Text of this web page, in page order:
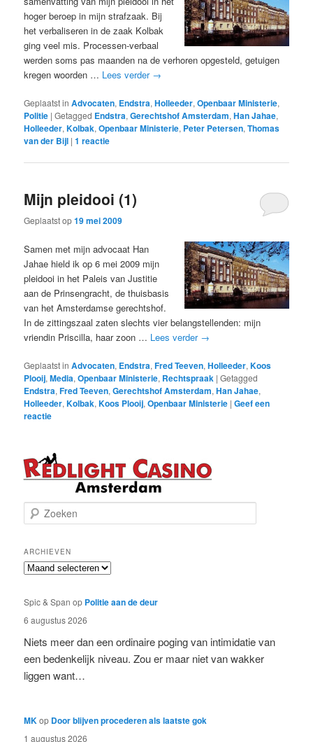
hoger beroep in mijn strafzaak. Bij
het verbaliseren in de zaak Kolbak
ging veel mis. Processen-verbaal
werden soms pas maanden na de verhoren opgesteld, getuigen
kregen woorden … Lees verder →
Geplaatst in Advocaten, Endstra,Holleeder,Openbaar Ministerie,
Politie |Getagged Endstra,Gerechtshof Amsterdam,Han Jahae,
Holleeder,Kolbak,Openbaar Ministerie, Peter Petersen,Thomas
van der Bijl |1 reactie
Mijn pleidooi (1)
Geplaatst op19 mei 2009
Samen met mijn advocaat Han
Jahae hield ik op 6 mei 2009 mijn
pleidooi in het Paleis van Justitie
aan de Prinsengracht, de thuisbasis
van het Amsterdamse gerechtshof.
In de zittingszaal zaten slechts vier belangstellenden: mijn
vriendin Priscilla, haar zoon … Lees verder →
Geplaatst in Advocaten, Endstra,Fred Teeven,Holleeder,Koos
Plooij,Media,Openbaar Ministerie, Rechtspraak |Getagged
Endstra,Fred Teeven,Gerechtshof Amsterdam,Han Jahae,
Holleeder,Kolbak,Koos Plooij,Openbaar Ministerie |Geef een
reactie
o
k
e
n
ARCHIEVEN
Archieven
Spic & Span op Politie aan de deur
6 augustus 2026
Niets meer dan een ordinaire poging van intimidatie van
een bedenkelijk niveau. Zou er maar niet van wakker
liggen want…
MKop Door blijven procederen als laatste gok
1 augustus 2026